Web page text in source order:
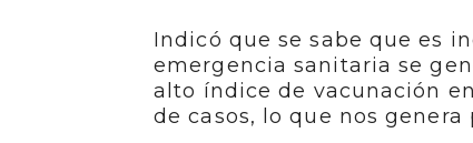
Indicó que se sabe que es
emergencia sanitaria se
alto índice de vacunación
de casos, lo que nos genera